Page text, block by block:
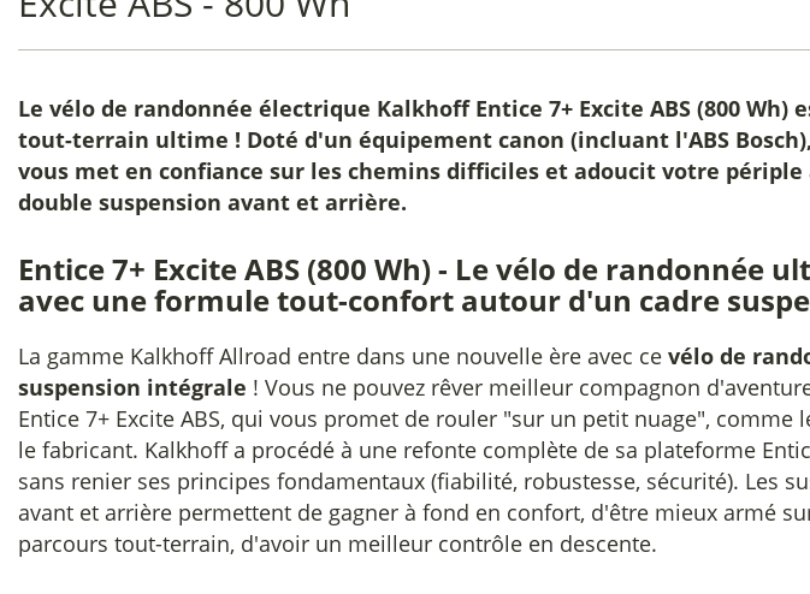
Levélo de randonnée électrique Kalkhoff Entice 7+ Excite ABS (800 Wh)
tout-terrain ultime ! Doté d'un équipement canon (incluant l'ABS
vous met en confiance sur les chemins difficiles et adoucit votre périple
double suspension avant et arrière.
Entice 7+ Excite ABS (800 Wh) - Le vélo de randonnée
avec une formule tout-confort autour d'un cadre
La gamme Kalkhoff Allroad entre dans une nouvelle ère avec cevélo de
suspension intégrale ! Vous ne pouvez rêver meilleur compagnon
Entice 7+ Excite ABS, qui vous promet de rouler "sur un petit nuage", comme
le fabricant. Kalkhoff a procédé à une refonte complète de sa plateforme
sans renier ses principes fondamentaux (fiabilité, robustesse, sécurité). Les
avant et arrière permettent de gagner à fond en confort, d'être mieux armé
parcours tout-terrain, d'avoir un meilleur contrôle en descente.